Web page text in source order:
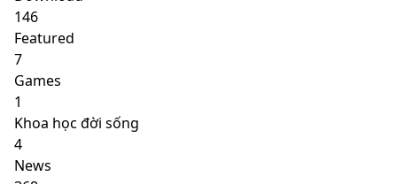
146
Featured
7
Games
1
Khoa học đời sống
4
News